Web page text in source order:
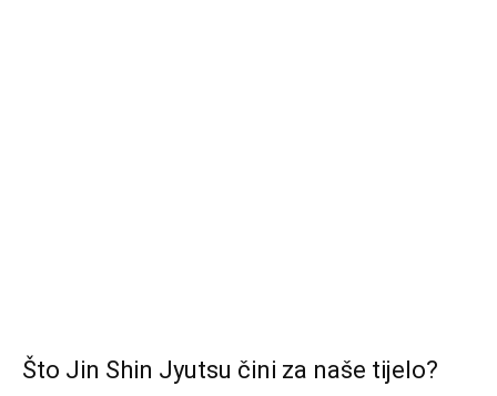
Što Jin Shin Jyutsu čini za naše tijelo?